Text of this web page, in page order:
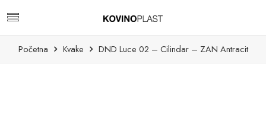
Početna Kvake DND Luce 02 – Cilindar – ZAN Antracit